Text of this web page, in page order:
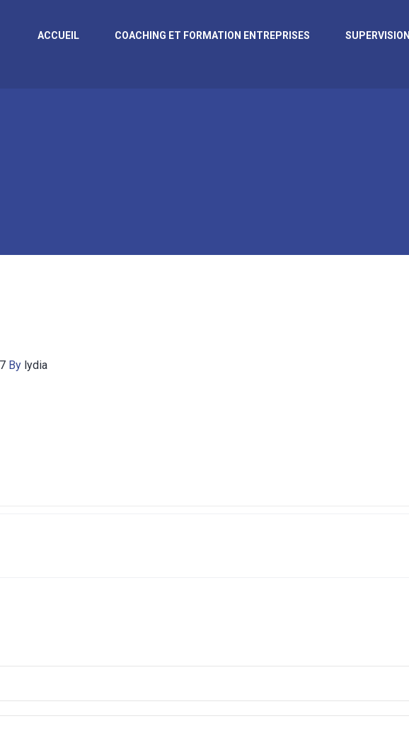
ACCUEIL COACHING ET FORMATION ENTREPRISES SUPERVISION
By lydia